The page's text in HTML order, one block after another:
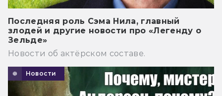
Последняя роль Сэма Нила, главный
злодей и другие новости про «Легенду о
Зельде»
Новости об актёрском составе.
Новости